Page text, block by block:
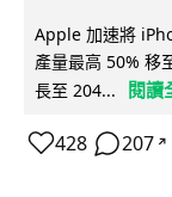
Apple 加速將
產量最高 50% 移
長至 204...
閱讀
428 207 ↗